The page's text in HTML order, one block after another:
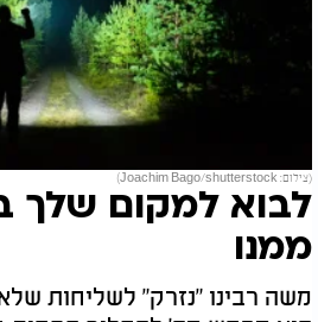
(צילום: Joachim Bago/shutterstock)
לבוא למקום שלך
ממנו
משה רבינו "נזרק" לשליחות